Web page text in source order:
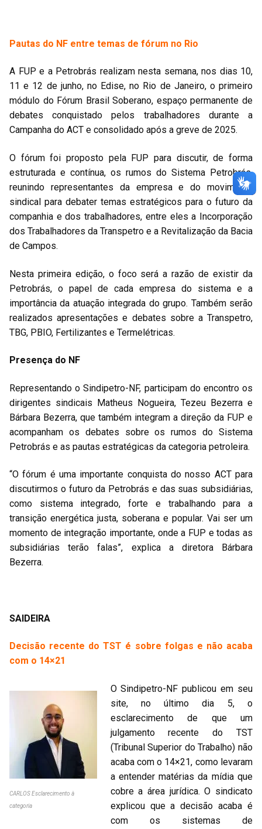
Pautas do NF entre temas de fórum no Rio
A FUP e a Petrobrás realizam nesta semana, nos dias 10,
11 e 12 de junho, no Edise, no Rio de Janeiro, o primeiro
módulo do Fórum Brasil Soberano, espaço permanente de
debates conquistado pelos trabalhadores durante a
Campanha do ACT e consolidado após a greve de 2025.
O fórum foi proposto pela FUP para discutir, de forma
estruturada e contínua, os rumos do Sistema Petrobrás,
reunindo representantes da empresa e do movimento
sindical para debater temas estratégicos para o futuro da
companhia e dos trabalhadores, entre eles a Incorporação
dos Trabalhadores da Transpetro e a Revitalização da Bacia
de Campos.
Nesta primeira edição, o foco será a razão de existir da
Petrobrás, o papel de cada empresa do sistema e a
importância da atuação integrada do grupo. Também serão
realizados apresentações e debates sobre a Transpetro,
TBG, PBIO, Fertilizantes e Termelétricas.
Presença do NF
Representando o Sindipetro-NF, participam do encontro os
dirigentes sindicais Matheus Nogueira, Tezeu Bezerra e
Bárbara Bezerra, que também integram a direção da FUP e
acompanham os debates sobre os rumos do Sistema
Petrobrás e as pautas estratégicas da categoria petroleira.
“O fórum é uma importante conquista do nosso ACT para
discutirmos o futuro da Petrobrás e das suas subsidiárias,
como sistema integrado, forte e trabalhando para a
transição energética justa, soberana e popular. Vai ser um
momento de integração importante, onde a FUP e todas as
subsidiárias terão falas”, explica a diretora Bárbara
Bezerra.
SAIDEIRA
Decisão recente do TST é sobre folgas e não acaba
com o 14×21
CARLOSEsclarecimento à
categoria
O Sindipetro-NF publicou em seu
site, no último dia 5, o
esclarecimento de que um
julgamento recente do TST
(Tribunal Superior do Trabalho) não
acaba com o 14×21, como levaram
a entender matérias da mídia que
cobre a área jurídica. O sindicato
explicou que a decisão acaba é
com os sistemas de